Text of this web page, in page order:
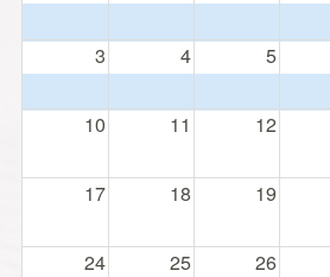
3 4 5
10 11 12
17 18 19
24 25 26